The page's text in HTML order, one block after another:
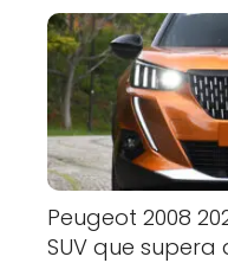
Peugeot 2008
SUV que supera